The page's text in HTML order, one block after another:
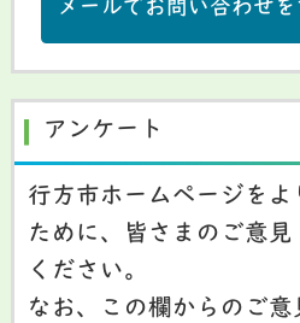
メールでお問い合わせを
アンケート
行方市ホームページを
ために、皆さまのご意
ください。
なお、この欄からのご